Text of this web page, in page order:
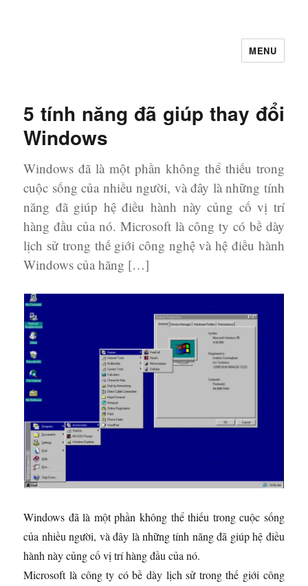
MENU
5 tính năng đã giúp thay đổi
Windows
Windows đã là một phần không thể thiếu trong
cuộc sống của nhiều người, và đây là những tính
năng đã giúp hệ điều hành này củng cố vị trí
hàng đầu của nó. Microsoft là công ty có bề dày
lịch sử trong thế giới công nghệ và hệ điều hành
Windows của hãng […]
Windows đã là một phần không thể thiếu trong cuộc sống
của nhiều người, và đây là những tính năng đã giúp hệ điều
hành này củng cố vị trí hàng đầu của nó.
Microsoft là công ty có bề dày lịch sử trong thế giới công